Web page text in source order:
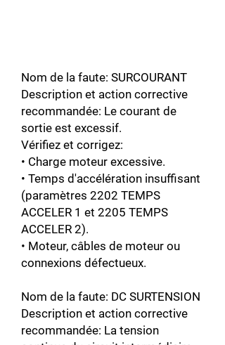
Nom de la faute: SURCOURANT
Description et action corrective
recommandée: Le courant de
sortie est excessif.
Vérifiez et corrigez:
• Charge moteur excessive.
• Temps d'accélération insuffisant
(paramètres 2202 TEMPS
ACCELER 1 et 2205 TEMPS
ACCELER 2).
• Moteur, câbles de moteur ou
connexions défectueux.
Nom de la faute: DC SURTENSION
Description et action corrective
recommandée: La tension